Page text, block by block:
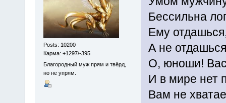
Posts: 10200
Карма: +1297/-395
Благородный муж прям и твёрд,
но не упрям.
Бессильна
Ему
А не
О, юноши! Вас
И в мире нет
Вам не